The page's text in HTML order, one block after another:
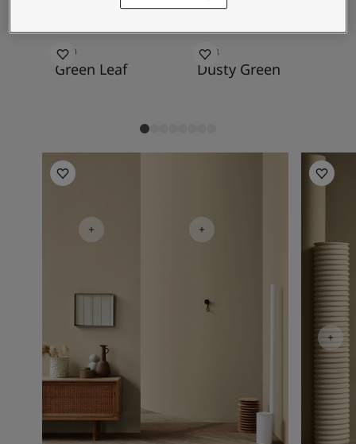
8469
Green Leaf
7543
Dusty Green
Living Room Inspiration Living